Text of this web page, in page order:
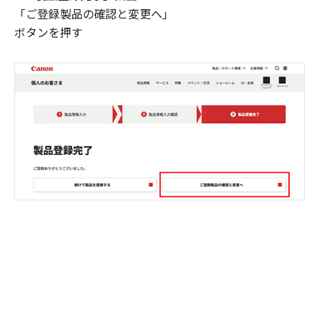
「ご登録製品の確認と変更へ」
ボタンを押す